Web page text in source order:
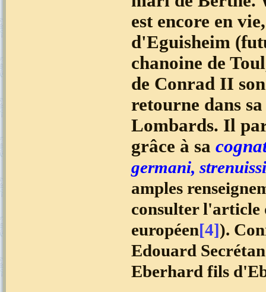
est encore en
d'Eguisheim
chanoine de
de Conrad II
retourne dans
Lombards. Il
grâce à sa
germani,
amples
consulter l'article
européen[4]).
Edouard
Eberhard fils